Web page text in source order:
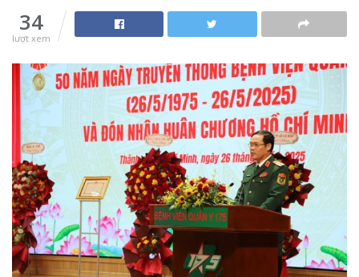
34
lượt xem